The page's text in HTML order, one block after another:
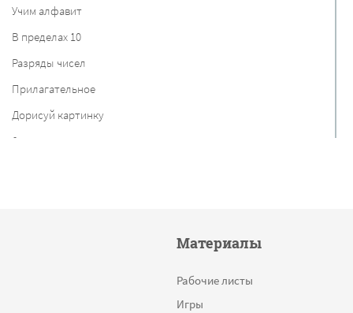
Учим алфавит
В пределах 10
Разряды чисел
Прилагательное
Дорисуй картинку
6 класс
Материалы
Рабочие листы
Игры